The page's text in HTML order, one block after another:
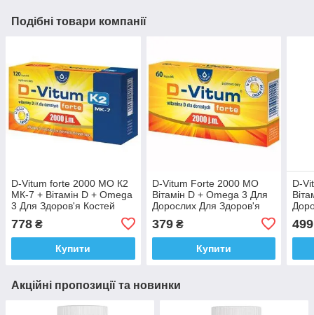
Подібні товари компанії
D-Vitum forte 2000 МО К2
МК-7 + Вітамін D + Omega
3 Для Здоров'я Костей
Доставка з ЄС
778 ₴
Купити
D-Vitum Forte 2000 МО
Вітамін D + Omega 3 Для
Дорослих Для Здоров'я
Костей Зубів Мишц 60 кап
Доставка з ЄС
379₴
Купити
D-
кап
499
Акційні пропозиції та новинки